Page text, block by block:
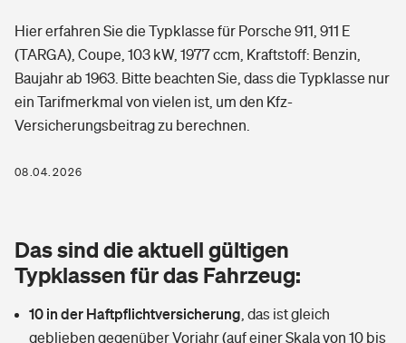
Grundfähigkeitsversicherung
Arbeitsrechtsschutz
Berufshaftpflichtversicherung
Zur Übersicht
Tools
Hausratversicherung
Glasversicherung
Freizeit
Pri­vate Haft­pflicht­
Kinderunfall­ver­si­che­rung
Kinderinvalidität
Gesundheit
Private Krankenversicherung
Dread-Disease-Versicherung
Tierkrankenversicherung
Hier erfahren Sie die Typklasse für Porsche 911, 911 E
(TARGA), Coupe, 103 kW, 1977 ccm, Kraftstoff: Benzin,
Baujahr ab 1963. Bitte beachten Sie, dass die Typklasse nur
ein Tarifmerkmal von vielen ist, um den Kfz-
Versicherungsbeitrag zu berechnen.
08.04.2026
Das sind die aktuell gültigen
Typklassen für das Fahrzeug:
10 in der Haftpflichtversicherung das ist gleich
geblieben gegenüber Vorjahr (auf einer Skala von 10 bis